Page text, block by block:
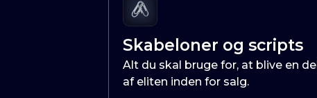
Skabeloner og scripts
Alt du skal bruge for, at blive en del
af eliten inden for salg.